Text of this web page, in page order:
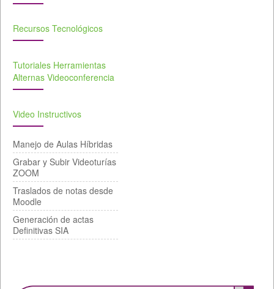
Recursos Tecnológicos
Tutoriales Herramientas
Alternas Videoconferencia
Video Instructivos
Manejo de Aulas Híbridas
Grabar y Subir Videoturías
ZOOM
Traslados de notas desde
Moodle
Generación de actas
Definitivas SIA